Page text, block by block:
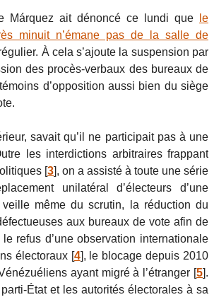
Márquez ait dénoncé ce lundi que
le
minuit n’émane pas de la salle de
À cela s’ajoute la suspension par
des procès-verbaux des bureaux de
d’opposition aussi bien du siège
savait qu’il ne participait pas à une
les interdictions arbitraires frappant
[3], on a assisté à toute une série
unilatéral d’électeurs d’une
même du scrutin, la réduction du
aux bureaux de vote afin de
refus d’une observation internationale
électoraux[4], le blocage depuis 2010
ayant migré à l’étranger [5].
État et les autorités électorales à sa